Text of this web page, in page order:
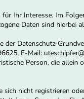
Ihr Interesse. Im
Daten sind hierbei
Datenschutz-
E-Mail:
Person, die allein
nicht registrieren